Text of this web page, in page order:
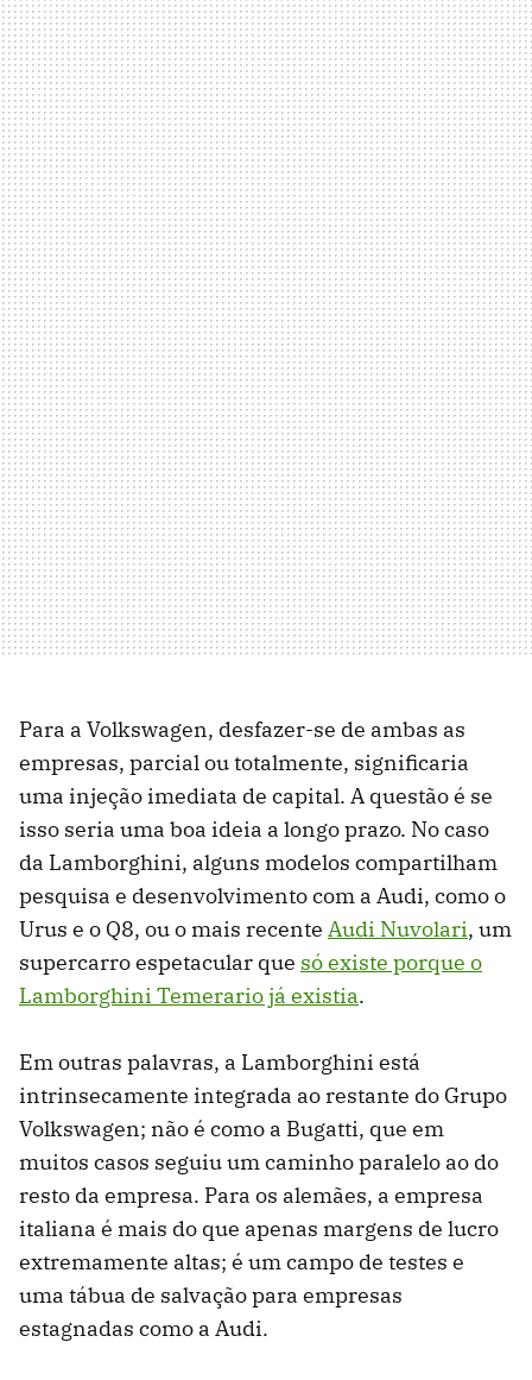
Para a Volkswagen, desfazer-se de ambas as
empresas, parcial ou totalmente, significaria
uma injeção imediata de capital. A questão é se
isso seria uma boa ideia a longo prazo. No caso
da Lamborghini, alguns modelos compartilham
pesquisa e desenvolvimento com a Audi, como o
Urus e o Q8, ou o mais recente Audi Nuvolari, um
supercarro espetacular que só existe porque o
Lamborghini Temerario já existia.
Em outras palavras, a Lamborghini está
intrinsecamente integrada ao restante do Grupo
Volkswagen; não é como a Bugatti, que em
muitos casos seguiu um caminho paralelo ao do
resto da empresa. Para os alemães, a empresa
italiana é mais do que apenas margens de lucro
extremamente altas; é um campo de testes e
uma tábua de salvação para empresas
estagnadas como a Audi.